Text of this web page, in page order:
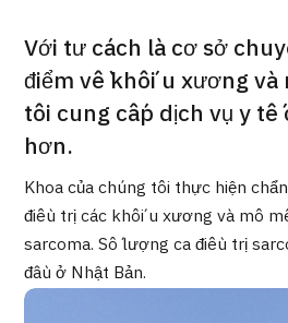
TOP
Bệnh nhân QT
Về Japan Medical
Quy trình khám chữa bệnh
Với tư cách là cơ sở
điểm về khối u xương
tôi cung cấp dịch vụ y
hơn.
Khoa của chúng tôi thực hiện
điều trị các khối u xương và mô
sarcoma. Số lượng ca điều trị
đầu ở Nhật Bản.